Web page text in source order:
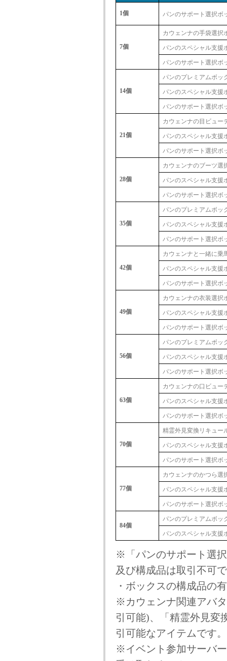
1個 パンのサポート選択ボ
7個
カウェンナの手袋選択
パンのスペシャル支援
パンのサポート選択ボ
14個
パンのプレミアムボッ
パンのスペシャル支援
パンのサポート選択ボ
21個
カウェンナの目ビュー
パンのスペシャル支援
パンのサポート選択ボ
28個
カウェンナのブーツ選
パンのスペシャル支援
パンのサポート選択ボ
35個
パンのプレミアムボッ
パンのスペシャル支援
パンのサポート選択ボ
42個
カウェンナと一緒に乗
パンのスペシャル支援
パンのサポート選択ボ
49個
カウェンナの衣装選択
パンのスペシャル支援
パンのサポート選択ボ
56個
パンのプレミアムボッ
パンのスペシャル支援
パンのサポート選択ボ
63個
カウェンナの口ビュー
パンのスペシャル支援
パンのサポート選択ボ
70個
精霊外見変換リキュー
パンのスペシャル支援
パンのサポート選択ボ
77個
カウェンナのかつら選
パンのスペシャル支援
パンのサポート選択ボ
84個
パンのプレミアムボッ
パンのスペシャル支援
※「パンのサポート選
及び構成品は取引不可
・ボックスの構成品の
※カウェンナ関連アバ
引可能)、「精霊外見変
引可能なアイテムです。
※イベント参加サーバ